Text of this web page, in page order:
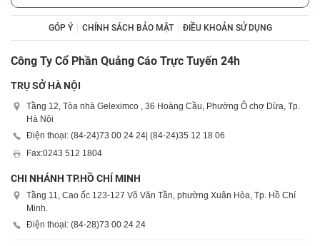
GÓP Ý CHÍNH SÁCH BẢO MẬT ĐIỀU KHOẢN SỬ DỤNG
Công Ty Cổ Phần Quảng Cáo Trực Tuyến 24h
TRỤ SỞ HÀ NỘI
Tầng 12, Tòa nhà Geleximco , 36 Hoàng Cầu, Phường Ô chợ Dừa, Tp.
Hà Nội
Điện thoại: (84-24)73 00 24 24| (84-24)35 12 18 06
Fax:0243 512 1804
CHI NHÁNH TP.HỒ CHÍ MINH
Tầng 11, Cao ốc 123-127 Võ Văn Tần, phường Xuân Hòa, Tp. Hồ Chí
Minh.
Điện thoại: (84-28)73 00 24 24